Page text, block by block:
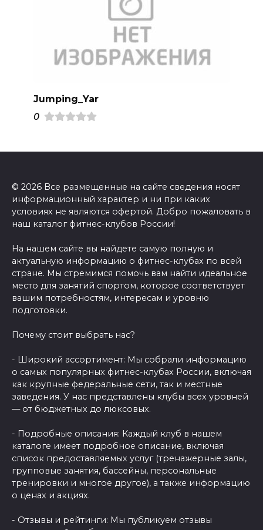
Jumping_Yar
0
© 2026 Все размещенные на сайте сведения носят
информационный характер и ни при каких
условиях не являются офертой. Добро пожаловать в
наш каталог фитнес-клубов России!
На нашем сайте вы найдете самую полную и
актуальную информацию о фитнес-клубах по всей
стране. Мы стремимся помочь вам найти идеальное
место для занятий спортом, которое соответствует
вашим потребностям, интересам и уровню
подготовки.
Почему стоит выбрать нас?
- Широкий ассортимент: Мы собрали информацию
о самых популярных фитнес-клубах России, включая
как крупные федеральные сети, так и местные
заведения. У нас представлены клубы всех уровней
— от бюджетных до люксовых.
- Подробные описания: Каждый клуб в нашем
каталоге имеет подробное описание, включая
список предоставляемых услуг (тренажерные залы,
групповые занятия, бассейны, персональные
тренировки и многое другое), а также информацию
о ценах и акциях.
- Отзывы и рейтинги: Мы публикуем отзывы